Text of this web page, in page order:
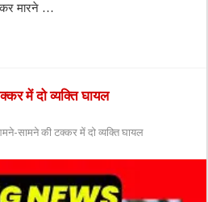
कर मारने …
में दो व्यक्ति घायल
सामने की टक्कर में दो व्यक्ति घायल